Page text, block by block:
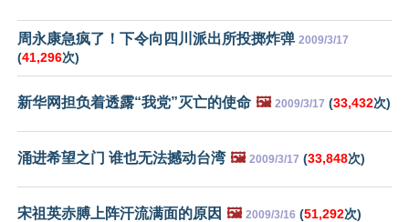
周永康急疯了！下令向四川派出所投掷炸弹 2009/3/17
(41,296次)
新华网担负着透露“我党”灭亡的使命 🖼️ 2009/3/17 (33,432次)
涌进希望之门 谁也无法撼动台湾 🖼️ 2009/3/17 (33,848次)
宋祖英赤膊上阵汗流满面的原因 🖼️ 2009/3/16 (51,292次)